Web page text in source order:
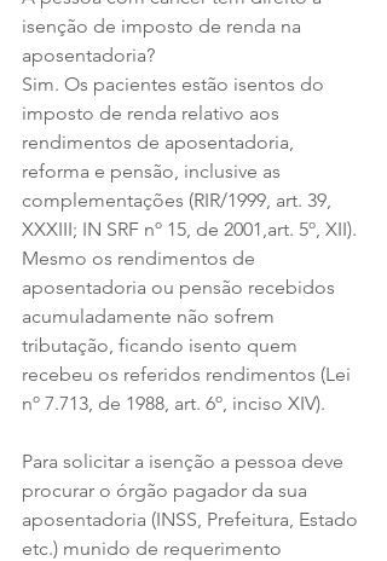
isenção de imposto de renda na
aposentadoria?
Sim. Os pacientes estão isentos do
imposto de renda relativo aos
rendimentos de aposentadoria,
reforma e pensão, inclusive as
complementações (RIR/1999, art. 39,
XXXIII; IN SRF nº 15, de 2001,art. 5º, XII).
Mesmo os rendimentos de
aposentadoria ou pensão recebidos
acumuladamente não sofrem
tributação, ficando isento quem
recebeu os referidos rendimentos (Lei
nº 7.713, de 1988, art. 6º, inciso XIV).
Para solicitar a isenção a pessoa deve
procurar o órgão pagador da sua
aposentadoria (INSS, Prefeitura, Estado
etc.) munido de requerimento